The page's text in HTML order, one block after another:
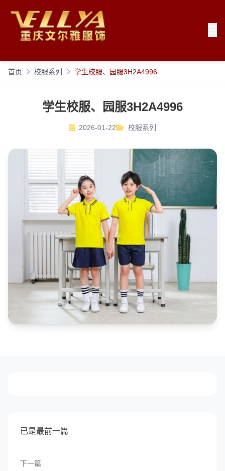
首页 校服系列 学生校服、园服3H2A4996
学生校服、园服3H2A4996
2026-01-22 校服系列
已是最前一篇
下一篇